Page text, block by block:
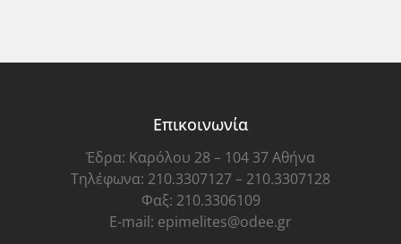
Επικοινωνία
Έδρα: Καρόλου 28 – 104 37 Αθήνα
Τηλέφωνα: 210.3307127 – 210.3307128
Φαξ: 210.3306109
E-mail: epimelites@odee.gr